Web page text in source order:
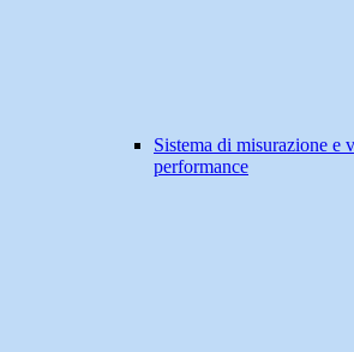
Sistema di misurazione e
performance